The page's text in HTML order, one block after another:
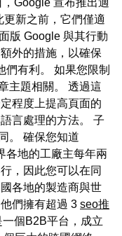
更新之前，它們僅適
版 Google 與其行動
外的措施，以確保
們有利。 如果您限制
主題相關。 透過這
程度上提高頁面的
言處理的方法。 子
。 確保您知道
各地的工廠主每年兩
，因此您可以在同
各地的製造商與世
們擁有超過 3 seo推
個B2B平台，成立